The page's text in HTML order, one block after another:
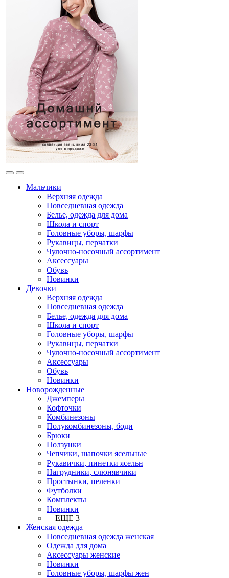
Мальчики
Верхняя одежда
Повседневная одежда
Белье, одежда для дома
Школа и спорт
Головные уборы, шарфы
Рукавицы, перчатки
Чулочно-носочный ассортимент
Аксессуары
Обувь
Новинки
Девочки
Верхняя одежда
Повседневная одежда
Белье, одежда для дома
Школа и спорт
Головные уборы, шарфы
Рукавицы, перчатки
Чулочно-носочный ассортимент
Аксессуары
Обувь
Новинки
Новорожденные
Джемперы
Кофточки
Комбинезоны
Полукомбинезоны, боди
Брюки
Ползунки
Чепчики, шапочки ясельные
Рукавички, пинетки ясельн
Нагрудники, слюнявчики
Простынки, пеленки
Футболки
Комплекты
Новинки
+ ЕЩЕ 3
Женская одежда
Повседневная одежда женская
Одежда для дома
Аксессуары женские
Новинки
Головные уборы, шарфы жен